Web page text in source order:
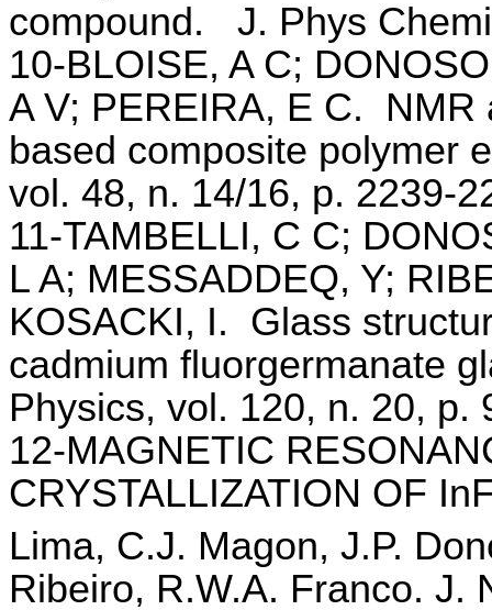
compound. J. Phys
10-BLOISE, A C;
A V; PEREIRA, E C. NMR
based composite polymer
vol. 48, n. 14/16, p. 2239-
11-TAMBELLI, C C;
L A; MESSADDEQ, Y;
KOSACKI, I. Glass
cadmium fluorgermanate
Physics, vol. 120, n. 20, p.
12-MAGNETIC
CRYSTALLIZATION OF
Lima, C.J. Magon, J.P.
Ribeiro, R.W.A. Franco. J.